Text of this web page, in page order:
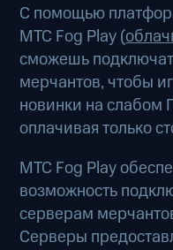
С помощью
МТС Fog Play (
сможешь
мерчантов, чтобы
новинки на слабом
оплачивая только
МТС Fog Play
возможность
серверам
Серверы